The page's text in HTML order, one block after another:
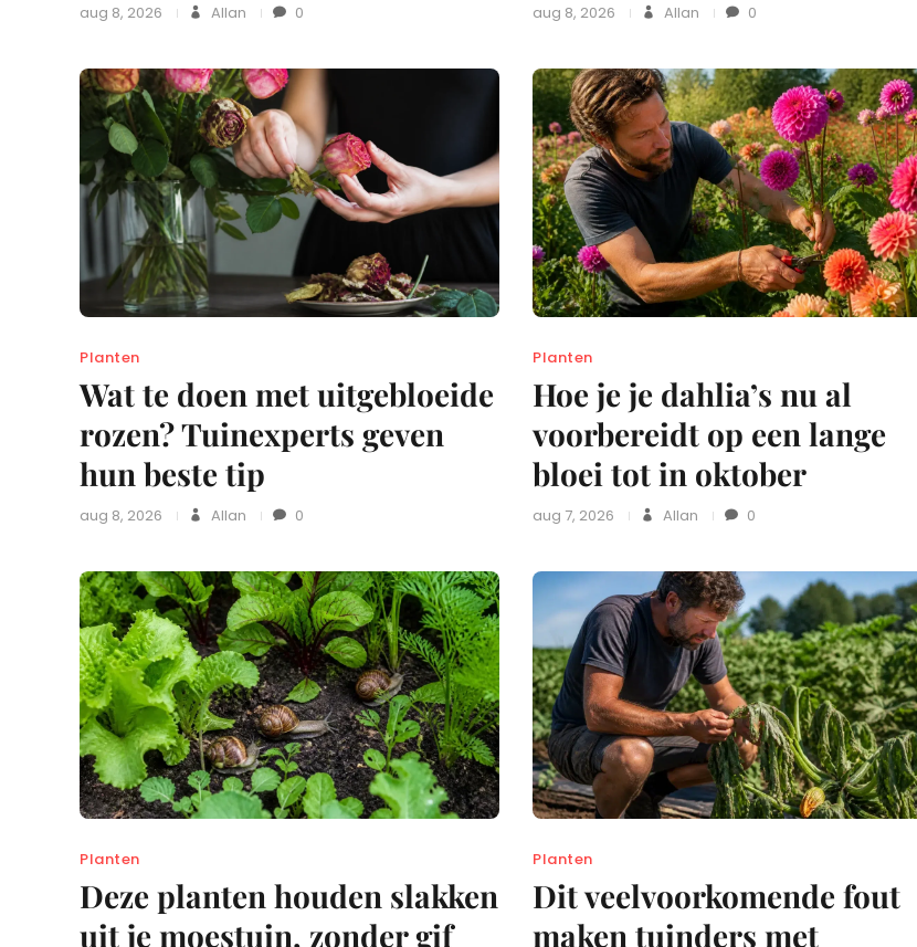
aug 8, 2026 Allan 0 aug 8, 2026 Allan 0
Planten
Wat te doen met uitgebloeide
rozen? Tuinexperts geven
hun beste tip
aug 8, 2026 Allan 0
Planten
Hoe je je dahlia’s nu al
voorbereidt op een lange
bloei tot in oktober
aug 7, 2026 Allan 0
Planten
Deze planten houden slakken
uit je moestuin, zonder gif
Planten
Dit veelvoorkomende fout
maken tuinders met